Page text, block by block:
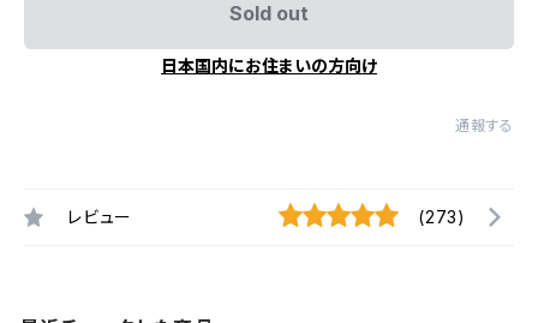
Sold out
日本国内にお住まいの方向け
通報する
レビュー (273)